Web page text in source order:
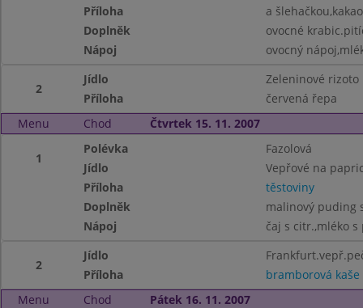
Příloha
a šlehačkou,kakao
Doplněk
ovocné
Nápoj
ovocný
2
Jídlo
Zeleninové rizoto
Příloha
červená řepa
Menu
Chod Čtvrtek 15. 11. 2007
1
Polévka
Fazolová
Jídlo
Vepřové na
Příloha
těstoviny
Doplněk
malinový puding
Nápoj
čaj s citr.,mléko s
2
Jídlo
Příloha
bramborová kaše
Menu
Chod Pátek 16. 11. 2007